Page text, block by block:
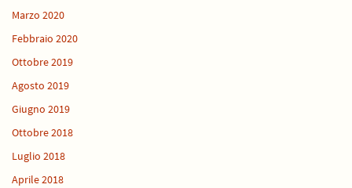
Marzo 2020
Febbraio 2020
Ottobre 2019
Agosto 2019
Giugno 2019
Ottobre 2018
Luglio 2018
Aprile 2018